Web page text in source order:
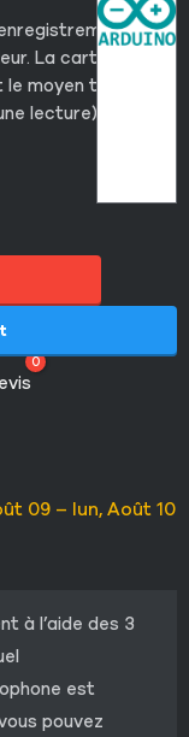
La carte vocale
moyen très
lecture) vocal à
0
09 – lun, Août 10
à l’aide des 3
est
pouvez